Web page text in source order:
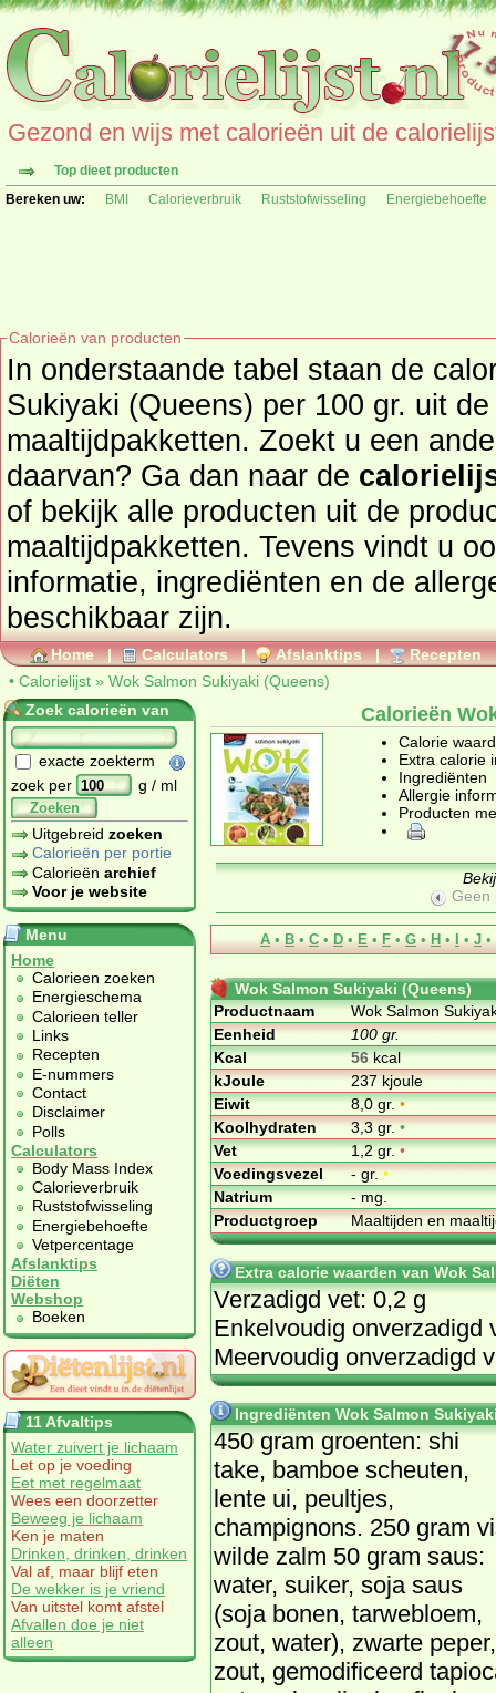
Gezond en wijs met calorieën uit de
Top dieet producten
Bereken uw:
BMI Calorieverbruik Ruststofwisseling Energiebehoefte
Calorieën van producten
In onderstaande tabel staan de
Sukiyaki (Queens) per 100 gr. uit
maaltijdpakketten. Zoekt u een ander product en de calorieën
daarvan? Ga dan naar de
of bekijk alle producten uit de
maaltijdpakketten. Tevens vindt u ook de uitgebreide calorie
informatie, ingrediënten en de
beschikbaar zijn.
Home | Calculators | Afslanktips | Recepten
• Calorielijst » Wok Salmon Sukiyaki (Queens)
Zoek calorieën van
exacte zoekterm
zoek per
g / ml
Zoeken
Uitgebreid zoeken
Calorieën per portie
Calorieën archief
Voor je website
Menu
Home
Calorieen zoeken
Energieschema
Calorieen teller
Links
Recepten
E-nummers
Contact
Disclaimer
Polls
Calculators
Body Mass Index
Calorieverbruik
Ruststofwisseling
Energiebehoefte
Vetpercentage
Afslanktips
Diëten
Webshop
Boeken
11 Afvaltips
Water zuivert je lichaam
Let op je voeding
Eet met regelmaat
Wees een doorzetter
Beweeg je lichaam
Ken je maten
Drinken, drinken, drinken
Val af, maar blijf eten
De wekker is je vriend
Van uitstel komt afstel
Afvallen doe je niet
alleen
Calorieën
Calorie
Extra calorie
Ingrediënten
Allergie
Producten
Geen
A • B • C • D • E • F • G • H • I • J •
Wok Salmon Sukiyaki (Queens)
Productnaam
Wok Salmon
Eenheid
100 gr.
Kcal
56kcal
kJoule
237 kjoule
Eiwit
8,0 gr.•
Koolhydraten
3,3 gr.•
Vet
1,2 gr.•
Voedingsvezel
- gr.•
Natrium
- mg.
Productgroep
Maaltijden en
Extra calorie waarden van Wok
Verzadigd vet: 0,2 g
Enkelvoudig onverzadigd
Meervoudig onverzadigd
Ingrediënten Wok Salmon
450 gram groenten: shi
take, bamboe scheuten,
lente ui, peultjes,
champignons. 250 gram
wilde zalm 50 gram saus:
water, suiker, soja saus
(soja bonen, tarwebloem,
zout, water), zwarte peper,
zout, gemodificeerd